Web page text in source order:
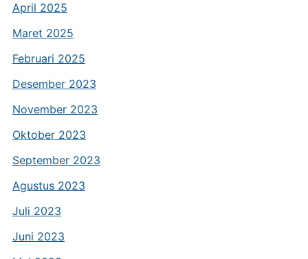
April 2025
Maret 2025
Februari 2025
Desember 2023
November 2023
Oktober 2023
September 2023
Agustus 2023
Juli 2023
Juni 2023